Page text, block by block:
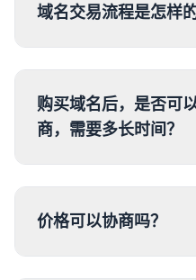
域名交易流程是怎样的
购买域名后，是否可
商，需要多长时间？
价格可以协商吗？